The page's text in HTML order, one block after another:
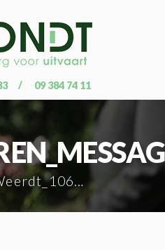
09 384 74 11